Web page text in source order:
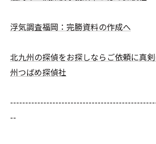
浮気調査福岡：完勝資料の作成へ
北九州の探偵をお探しならご依頼に真
州つばめ探偵社
--